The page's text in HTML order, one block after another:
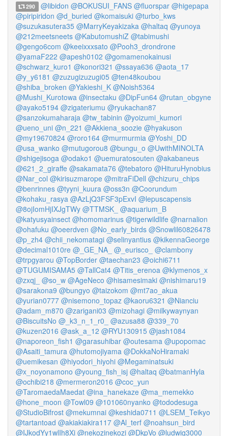
290 @libidon @BOKUSUI_FANS @fluorspar @higepapa
@piripiridon @d_buried @komaisuki @turbo_kws
@suzukasutera35 @MarryKeyakizaka @haltaq @yunoya
@212meetsneets @KabutomushiZ @tabimushi
@gengo6com @keeixxxsato @Pooh3_drondrone
@yamaF222 @apesh0102 @gomamenokainusi
@schwarz_kuro1 @konori321 @ssaya636 @aota_17
@y_y6181 @zuzugizuzugi05 @ten48koubou
@shiba_broken @Yakieshi_K @Noish5364
@Mushi_Kurotowa @insectaku @DipFun64 @rutan_obgyne
@ayako5194 @zigateriumu @ryukachan87
@sanzokumaharaja @tw_tabinin @yoizumi_kumori
@ueno_uni @n_221 @Akkiena_soozie @hyakuson
@my19670824 @roro164 @murmurmia @Yoshi_DD
@usa_wanko @mutugorou8 @bungu_o @UwithMINOLTA
@shigejisoga @odako1 @uemuratosouten @akabaneus
@621_2_giraffe @sakamata76 @tebatoro @HituruHynobius
@Nar_col @kirisuzmarope @mitraFiDell @chizuru_chips
@benrinnes @tyyni_kuura @oss3n @Coorundum
@kohaku_rasya @AzLjQ3FSF3pExvI @lepuscapensis
@8ojIomHjIXJgTWy @TTMSK_ @aquarium_B
@katyusyainsect @homomarinus @tigerwildlife @narnalion
@ohafuku @oeerdven @No_early_birds @Snowlil60826478
@p_zh4 @chii_nekomatagi @selinyantius @kikennaGeorge
@decimal1010re @_GE_NA_ @_eurisco_
@clambony
@trpgyarou @TopBorder @taechan23 @oichi6711
@TUGUMISAMA5 @TallCat4 @Titis_erenoa @klymenos_x
@zxqj_ @so_w @AgeNeco @hisamesimaki @nishimaru19
@sarakona9 @bungyo @taizokom @mt7ao_akua
@yurian0777 @nisemono_topaz @kaoru6321 @Nianciu
@adam_m870 @zarigani03 @mizohagi @milkywaynyan
@BiscuitsNo @_k3_n_1_r0_ @azusa88 @339_70
@kuzen2016 @ask_a_12 @RYU130915 @jash1084
@naporeon_fish1 @garasuhibar @outesama @upopomac
@Asaiti_tamura @hutomojiyama @DokkaNoHiramaki
@uemikesan @hiyodori_hiyohi @Megaminatsuki
@x_noyonamono @young_fish_isj @haltaq @batmanHyla
@ochibi218 @mermeron2016 @coc_yun
@TaromaedaMaedat @ina_hanekaze @ma_memekko
@hone_moon @Towl09 @101060nyanko @tododesuga
@StudioBifrost @mekumnai @keshida0711 @LSEM_Teikyo
@tartantoad @akiakiakira117 @Al_terf @noahsun_bird
@IJkodYy1wlIh8Xi @nekozinekozi @DkpVo @ludwig3000